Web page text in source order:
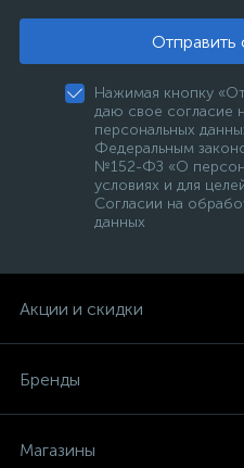
Нажимая кнопку
даю свое согласие
персональных
Федеральным
№152-ФЗ «О
условиях и для
Согласии на
данных
Акции и скидки
Бренды
Магазины